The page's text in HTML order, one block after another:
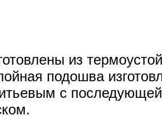
из
подошва
с